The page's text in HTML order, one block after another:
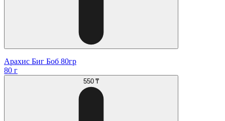
Арахис Биг Боб 80гр
80 г
550 ₸